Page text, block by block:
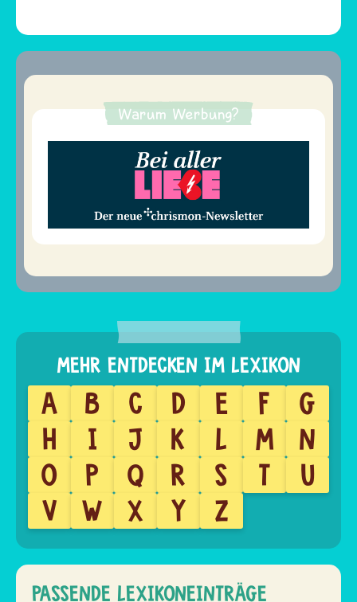
Warum Werbung?
A B C D E F
G
H
I J K L M
N
O
P Q R S T
U
V
W X Y Z
PASSENDE LEXIKONEINTRÄGE